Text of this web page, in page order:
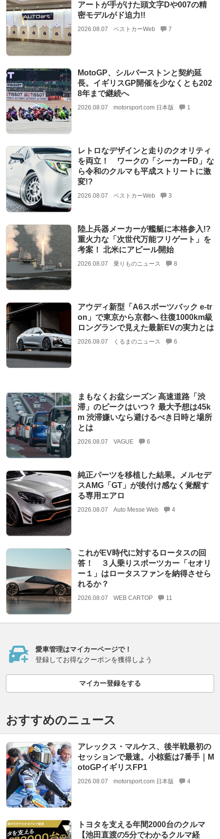
アートが手がけた頭文字Dや007の精
密モデルがド迫力!!
2026.08.07 ベストカーWeb 7
MotoGP、シルバーストンと契約延
長。イギリスGP開催を少なくとも202
8年まで継続へ
2026.08.07 motorsport.com 日本版 1
レトロなデザインと走りのクオリティ
を両立！ ワークの「シーカーFD」な
ら令和のクルマも平成ストリートに激
変!?
2026.08.07 ベストカーWeb 3
陸上兵器メーカーが艦艇に本格参入!?
重火力な「次世代万能フリゲート」を
考案！ 北米にアピール開始
2026.08.07 乗りものニュース 8
アウディ新型「A6スポーツバック e-tr
on」で東京から京都へ 往復1000km級
ロングランで見えた最新EVの実力とは
2026.08.07 くるまのニュース 6
まもなくお盆シーズン 高速道路「渋
滞」のピークはいつ？ 最大予想は45k
m 渋滞嫌いなら避けるべき日時と場所
とは
2026.08.07 VAGUE 6
純正パーツを移植した結果。メルセデ
スAMG「GT」が後付け感なく覚醒す
る専用エアロ
2026.08.07 Auto Messe Web 4
これがEV時代に対するロータスの回
答！ ３人乗りスポーツカー「セオリ
ー１」はロータスファンを納得させら
れるか？
2026.08.07 WEB CARTOP 11
愛車管理はマイカーページで！
登録してお得なクーポンを獲得しよう
マイカー登録をする
おすすめのニュース
アレックス・マルケス、後半戦最初の
セッションで最速。小椋藍は7番手｜M
otoGPイギリスFP1
2026.08.07 motorsport.com 日本版 4
トヨタを支える年間2000台のクルマ
【池田直渡の5分でわかるクルマ経